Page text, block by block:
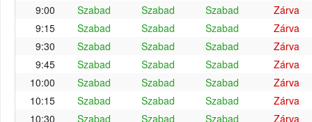
9:00
Szabad Szabad Szabad
Zárva
9:15
Szabad Szabad Szabad
Zárva
9:30
Szabad Szabad Szabad
Zárva
9:45
Szabad Szabad Szabad
Zárva
10:00
Szabad Szabad Szabad
Zárva
10:15
Szabad Szabad Szabad
Zárva
10:30
Szabad Szabad Szabad
Zárva